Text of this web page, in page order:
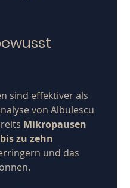
sind effektiver als
von Albulescu
Mikropausen
zu zehn
und das